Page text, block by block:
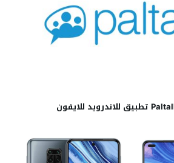
تحميل بالتوك Paltalk 2025 تطبيق للاندرويد للايفون